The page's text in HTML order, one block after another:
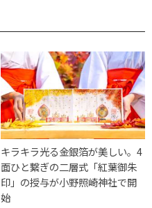
キラキラ光る金銀箔が美しい。4
面ひと繋ぎの二層式「紅葉御朱
印」の授与が小野照崎神社で開
始